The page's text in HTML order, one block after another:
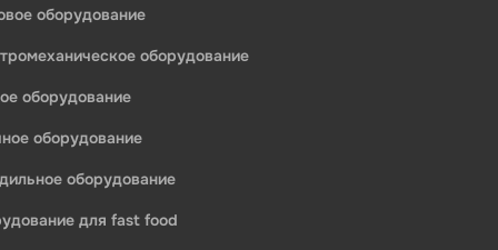
оборудование
оборудование
оборудование
оборудование
оборудование
для fast food